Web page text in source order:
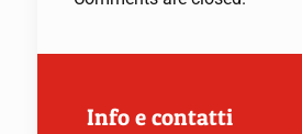
Info e contatti